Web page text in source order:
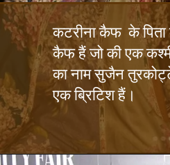
कटरीना कैफ के पिता
कैफ हैं जो की एक
का नाम सुजैन
एक ब्रिटिश हैं।